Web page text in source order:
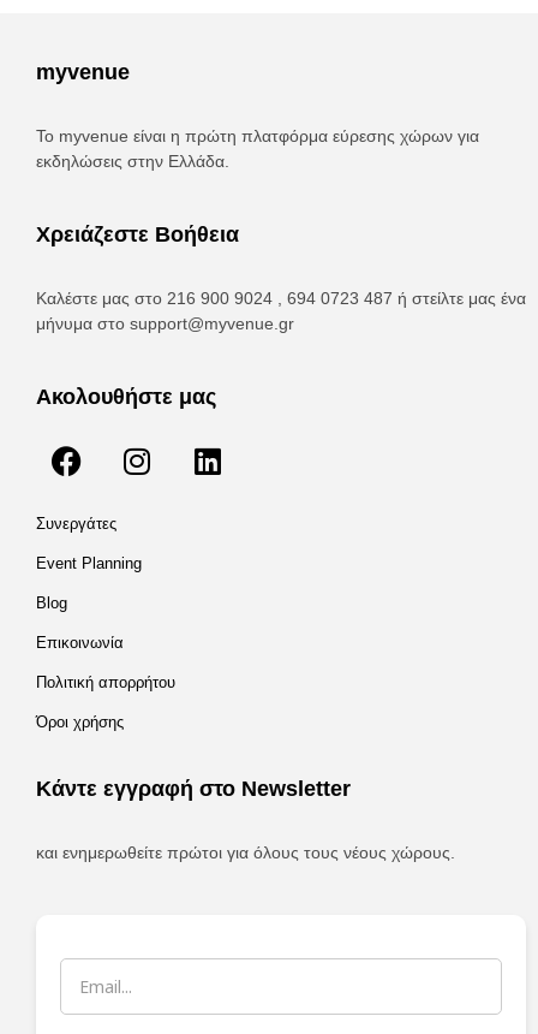
myvenue
Το myvenue είναι η πρώτη πλατφόρμα εύρεσης χώρων για
εκδηλώσεις στην Ελλάδα.
Χρειάζεστε Βοήθεια
Καλέστε μας στο 216 900 9024 , 694 0723 487 ή στείλτε μας ένα
μήνυμα στο support@myvenue.gr
Ακολουθήστε μας
Συνεργάτες
Event Planning
Blog
Επικοινωνία
Πολιτική απορρήτου
Όροι χρήσης
Κάντε εγγραφή στο Newsletter
και ενημερωθείτε πρώτοι για όλους τους νέους χώρους.